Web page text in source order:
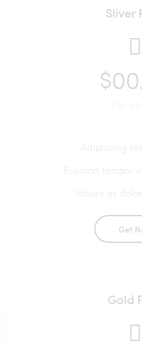
Sliver
Adipiscing
Eusmod tempor
labore et
Get
Gold